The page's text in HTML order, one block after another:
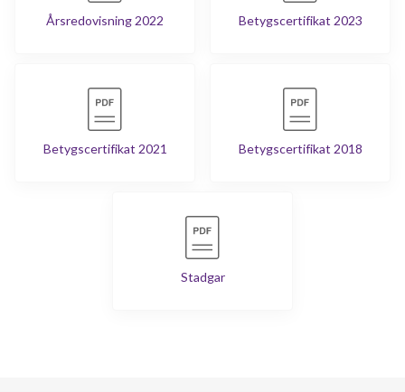
Årsredovisning 2022 Betygscertifikat 2023
Betygscertifikat 2021 Betygscertifikat 2018
Stadgar